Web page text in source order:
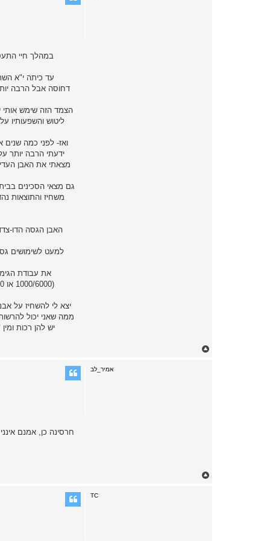
במהלך חיי
עד כיתה י"א
דחוסה אבל הרבה
ליטוש והשפעותיו
ואז- לפני כמה
משחיז והתוצאות
ממה שאני יכול
אמיר_לב
חרסינה כן, אמנם
TC